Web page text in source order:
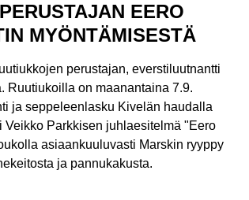
EERO
MYÖNTÄMISESTÄ
perustajan, everstiluutnantti
Ruutiukoilla on maanantaina 7.9.
ja seppeleenlasku Kivelän haudalla
Parkkisen juhlaesitelmä "Eero
asiaankuuluvasti Marskin ryyppy
ja pannukakusta.